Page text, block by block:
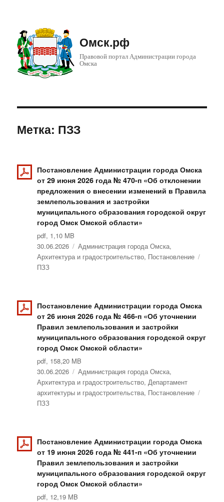
Омск.рф
Правовой портал Администрации города
Омска
Метка: ПЗЗ
Постановление Администрации города Омска
от 29 июня 2026 года № 470-п «Об отклонении
предложения о внесении изменений в Правила
землепользования и застройки
муниципального образования городской округ
город Омск Омской области»
pdf, 1,10 MB
Опубликовано
30.06.2026 Рубрики
Администрация города Омска,
Архитектура и градостроительство, Постановление
ПЗЗ
Постановление Администрации города Омска
от 26 июня 2026 года № 466-п «Об уточнении
Правил землепользования и застройки
муниципального образования городской округ
город Омск Омской области»
pdf, 158,20 MB
Опубликовано
30.06.2026 Рубрики
Администрация города Омска,
Архитектура и градостроительство,Департамент
архитектуры и градостроительства, Постановление
ПЗЗ
Постановление Администрации города Омска
от 19 июня 2026 года № 441-п «Об уточнении
Правил землепользования и застройки
муниципального образования городской округ
город Омск Омской области»
pdf, 12,19 MB